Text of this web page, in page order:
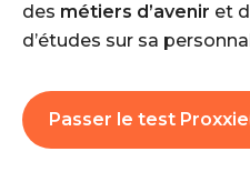
des métiers d’avenir et
d’études sur sa
Passer le test Proxxie